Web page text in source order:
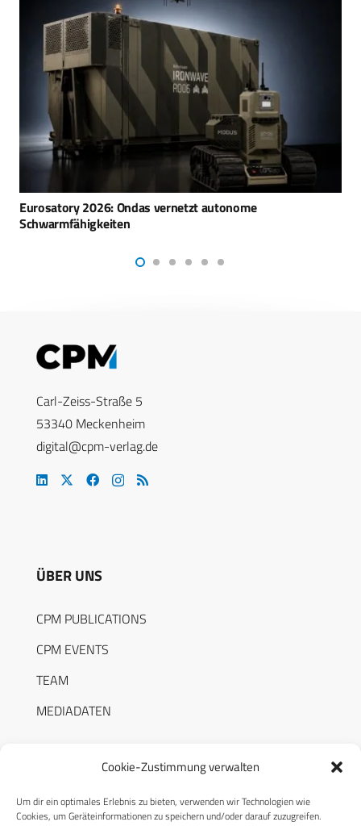
Cookie-Zustimmung verwalten
Um dir ein optimales Erlebnis zu bieten, verwenden wir Technologien wie
Cookies, um Geräteinformationen zu speichern und/oder darauf zuzugreifen.
EOS liefert Fernbedienbare Waffenstation an europäischen
Kunden
Carl-Zeiss-Straße 5
53340 Meckenheim
digital@cpm-verlag.de
ÜBER UNS
CPM PUBLICATIONS
CPM EVENTS
TEAM
MEDIADATEN
RECHTLICHES